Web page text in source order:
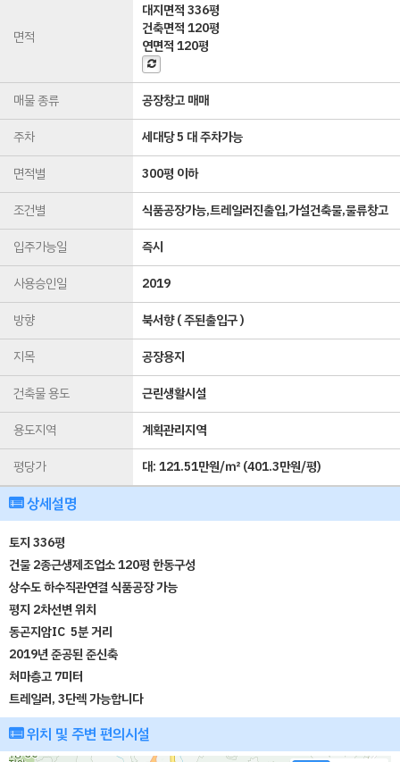
면적
대지면적336평
건축면적120평
연면적120평
매물 종류
공장창고 매매
주차
세대당 5 대 주차가능
면적별
300평 이하
조건별
식품공장가능,트레일러진출입,가설건축물,물류창고
입주가능일
즉시
사용승인일
2019
방향
북서향 ( 주된출입구 )
지목
공장용지
건축물 용도
근린생활시설
용도지역
계획관리지역
평당가
대:121.51만원/㎡(401.3만원/평)
상세설명
토지 336평
건물 2종근생제조업소 120평 한동구성
상수도 하수직관연결 식품공장 가능
평지 2차선변 위치
동곤지암IC 5분 거리
2019년 준공된 준신축
처마층고 7미터
트레일러, 3단렉 가능합니다
위치 및 주변 편의시설